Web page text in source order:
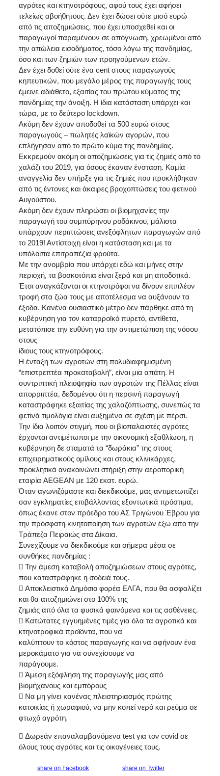
αγρότες και κτηνοτρόφους, αφού τους έχει αφήσει
τελείως αβοήθητους. Δεν έχει δώσει ούτε μισό ευρώ
από τις αποζημιώσεις, που έχει υποσχεθεί και οι
παραγωγοί παραμένουν σε απόγνωση, χρεωμένοι από
την απώλεια εισοδήματος, τόσο λόγω της πανδημίας,
όσο και των ζημιών των προηγούμενων ετών.
Δεν έχει δοθεί ούτε ένα cent στους παραγωγούς
κηπευτικών, που μεγάλο μέρος της παραγωγής τους
έμεινε αδιάθετο, εξαιτίας του πρώτου κύματος της
πανδημίας την άνοιξη. Η ίδια κατάσταση υπάρχει και
τώρα, με το δεύτερο lockdown.
Ακόμη δεν έχουν αποδοθεί τα 500 ευρώ στους
παραγωγούς – πωλητές λαϊκών αγορών, που
επλήγησαν από το πρώτο κύμα της πανδημίας.
Εκκρεμούν ακόμη οι αποζημιώσεις για τις ζημιές από το
χαλάζι του 2019, για όσους έκαναν ένσταση. Καμία
αναγγελία δεν υπήρξε για τις ζημιές που προκλήθηκαν
από τις έντονες και άκαιρες βροχοπτώσεις του φετινού
Αυγούστου.
Ακόμη δεν έχουν πληρώσει οι βιομηχανίες την
παραγωγή του συμπύρηνου ροδάκινου, μάλιστα
υπάρχουν περιπτώσεις ανεξόφλητων παραγωγών από
το 2019! Αντίστοιχη είναι η κατάσταση και με τα
υπόλοιπα επιτραπέζια φρούτα.
Με την ανομβρία που υπάρχει εδώ και μήνες στην
περιοχή, τα βοσκοτόπια είναι ξερά και μη αποδοτικά.
Έτσι αναγκάζονται οι κτηνοτρόφοι να δίνουν επιπλέον
τροφή στα ζώα τους με αποτέλεσμα να αυξάνουν τα
έξοδα. Κανένα ουσιαστικό μέτρο δεν πάρθηκε από τη
κυβέρνηση για τον καταρροϊκό πυρετό, αντίθετα,
μετατόπισε την ευθύνη για την αντιμετώπιση της νόσου
στους
ίδιους τους κτηνοτρόφους.
Η ένταξη των αγροτών στη πολυδιαφημισμένη
“επιστρεπτέα προκαταβολή”, είναι μια απάτη. Η
συντριπτική πλειοψηφία των αγροτών της Πέλλας είναι
απορριπτέα, δεδομένου ότι η περσινή παραγωγή
καταστράφηκε εξαιτίας της χαλαζόπτωσης, συνεπώς τα
φετινά τιμολόγια είναι αυξημένα σε σχέση με πέρσι.
Την ίδια λοιπόν στιγμή, που οι βιοπαλαιστές αγρότες
έρχονται αντιμέτωποι με την οικονομική εξαθλίωση, η
κυβέρνηση δε σταματά τα “δωράκια” της στους
επιχειρηματικούς ομίλους και στους κλινικάρχες,
προκλητικά ανακοινώνει στήριξη στην αεροπορική
εταιρία AEGEAN με 120 εκατ. ευρώ.
Όταν αγωνιζόμαστε και διεκδικούμε, μας αντιμετωπίζει
σαν εγκληματίες επιβάλλοντας εξοντωτικά πρόστιμα,
όπως έκανε στον πρόεδρο του ΑΣ Τριγώνου Έβρου για
την πρόσφατη κινητοποίηση των αγροτών έξω απο την
Τράπεζα Πειραιώς στα Δίκαια.
Συνεχίζουμε να διεκδικούμε και σήμερα μέσα σε
συνθήκες πανδημίας :
 Την άμεση καταβολή αποζημιώσεων στους αγρότες,
που καταστράφηκε η σοδειά τους.
 Αποκλειστικά Δημόσιο φορέα ΕΛΓΑ, που θα ασφαλίζει
και θα αποζημιώνει στο 100% της
ζημιάς από όλα τα φυσικά φαινόμενα και τις ασθένειες.
 Κατώτατες εγγυημένες τιμές για όλα τα αγροτικά και
κτηνοτροφικά προϊόντα, που να
καλύπτουν το κόστος παραγωγής και να αφήνουν ένα
μεροκάματο για να συνεχίσουμε να
παράγουμε.
 Άμεση εξόφληση της παραγωγής μας από
βιομήχανους και εμπόρους
 Να μη γίνει κανένας πλειστηριασμός πρώτης
κατοικίας ή χωραφιού, να μην κοπεί νερό και ρεύμα σε
φτωχό αγρότη.
 Δωρεάν επαναλαμβανόμενα test για τον covid σε
όλους τους αγρότες και τις οικογένειες τους.
share on Facebook share on Twitter